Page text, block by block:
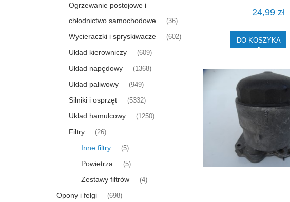
Ogrzewanie postojowe i
chłodnictwo samochodowe
(36)
Wycieraczki i spryskiwacze (602)
Układ kierowniczy (609)
Układ napędowy (1368)
Układ paliwowy (949)
Silniki i osprzęt (5332)
Układ hamulcowy (1250)
Filtry (26)
Inne filtry (5)
Powietrza (5)
Zestawy filtrów (4)
Opony i felgi (698)
24,99 zł
DO KOSZYKA